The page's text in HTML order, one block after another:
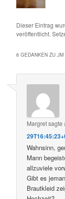
Dieser Eintrag
veröffentlicht.
6 GEDANKEN ZU „
Margretsagte
Wahnsinn,
Mann
allzuviele
Gibt es
Brautkleid